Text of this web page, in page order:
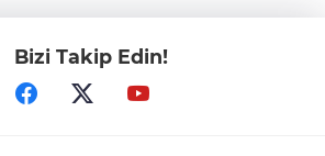
Bizi Takip Edin!